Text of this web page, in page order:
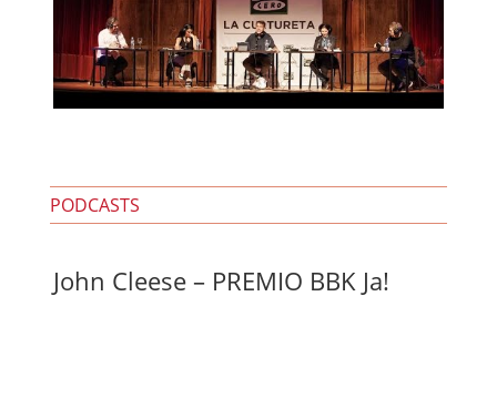
PODCASTS
John Cleese – PREMIO BBK Ja!